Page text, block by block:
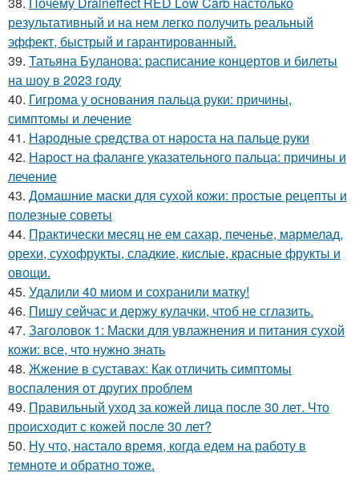
результативный и на нем легко получить реальный
эффект, быстрый и гарантированный.
39. Татьяна Буланова: расписание концертов и билеты
на шоу в 2023 году
40. Гигрома у основания пальца руки: причины,
симптомы и лечение
41. Народные средства от нароста на пальце руки
42. Нарост на фаланге указательного пальца: причины и
лечение
43. Домашние маски для сухой кожи: простые рецепты и
полезные советы
44. Практически месяц не ем сахар, печенье, мармелад,
орехи, сухофрукты, сладкие, кислые, красные фрукты и
овощи.
45. Удалили 40 миом и сохранили матку!
46. Пишу сейчас и держу кулачки, чтоб не сглазить.
47. Заголовок 1: Маски для увлажнения и питания сухой
кожи: все, что нужно знать
48. Жжение в суставах: Как отличить симптомы
воспаления от других проблем
49. Правильный уход за кожей лица после 30 лет. Что
происходит с кожей после 30 лет?
50. Ну что, настало время, когда едем на работу в
темноте и обратно тоже.